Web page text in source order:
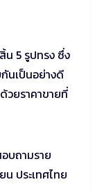
น 5 รูปทรง ซึ่ง
นเป็นอย่างดี
วยราคาขายที่
บถามราย
ประเทศไทย